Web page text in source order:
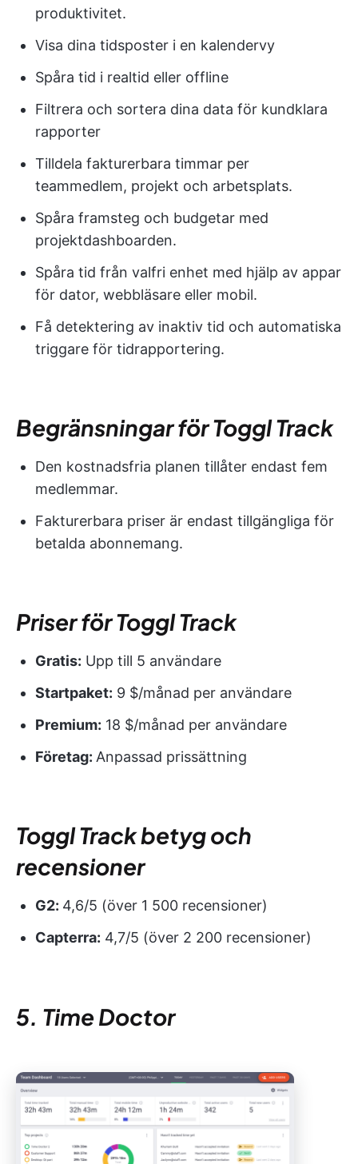
produktivitet.
Visa dina tidsposter i en kalendervy
Spåra tid i realtid eller offline
Filtrera och sortera dina data för kundklara
rapporter
Tilldela fakturerbara timmar per
teammedlem, projekt och arbetsplats.
Spåra framsteg och budgetar med
projektdashboarden.
Spåra tid från valfri enhet med hjälp av appar
för dator, webbläsare eller mobil.
Få detektering av inaktiv tid och automatiska
triggare för tidrapportering.
Begränsningar för Toggl Track
Den kostnadsfria planen tillåter endast fem
medlemmar.
Fakturerbara priser är endast tillgängliga för
betalda abonnemang.
Priser för Toggl Track
Gratis: Upp till 5 användare
Startpaket: 9 $/månad per användare
Premium: 18 $/månad per användare
Företag: Anpassad prissättning
Toggl Track betyg och
recensioner
G2: 4,6/5 (över 1 500 recensioner)
Capterra: 4,7/5 (över 2 200 recensioner)
5. Time Doctor